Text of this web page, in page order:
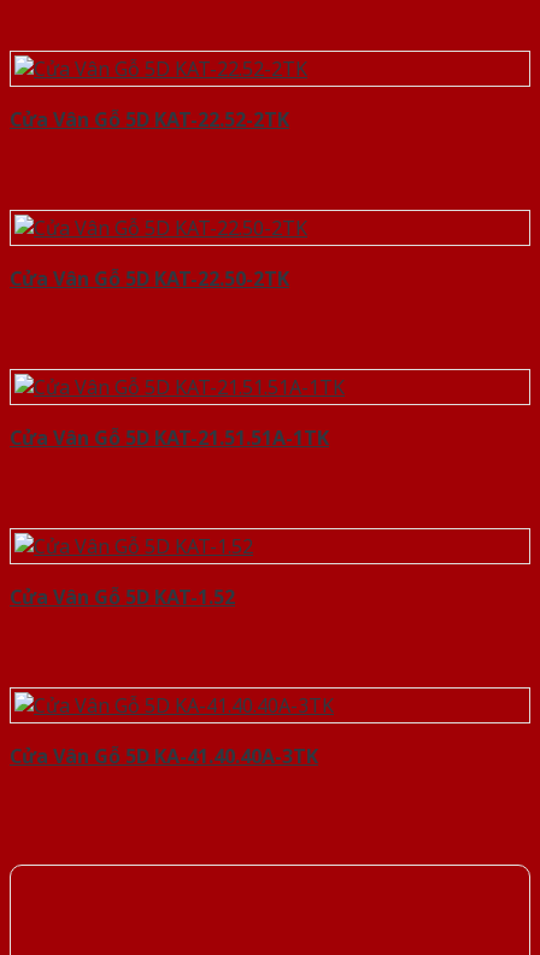
Cửa Vân Gỗ 5D KAT-22.52-2TK
Cửa Vân Gỗ 5D KAT-22.50-2TK
Cửa Vân Gỗ 5D KAT-21.51.51A-1TK
Cửa Vân Gỗ 5D KAT-1.52
Cửa Vân Gỗ 5D KA-41.40.40A-3TK